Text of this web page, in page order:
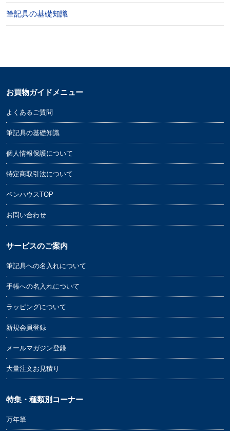
筆記具の基礎知識
お買物ガイドメニュー
よくあるご質問
筆記具の基礎知識
個人情報保護について
特定商取引法について
ペンハウスTOP
お問い合わせ
サービスのご案内
筆記具への名入れについて
手帳への名入れについて
ラッピングについて
新規会員登録
メールマガジン登録
大量注文お見積り
特集・種類別コーナー
万年筆